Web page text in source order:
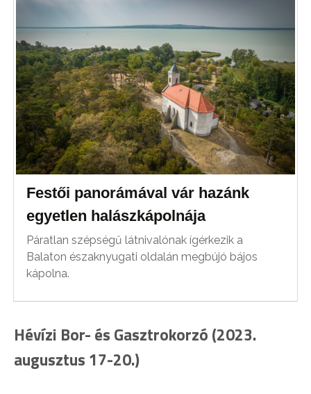
Festői panorámával vár hazánk
egyetlen halászkápolnája
Páratlan szépségű látnivalónak ígérkezik a
Balaton északnyugati oldalán megbújó bájos
kápolna.
Hévízi Bor- és Gasztrokorzó (2023.
augusztus 17-20.)